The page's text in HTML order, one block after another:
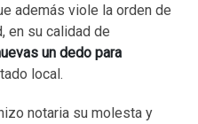
además viole la orden de
en su calidad de
un dedo para
local.
notaria su molesta y